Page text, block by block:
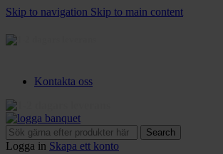
Skip to navigation Skip to main content
Kontakta oss
Search
Logga in Skapa ett konto